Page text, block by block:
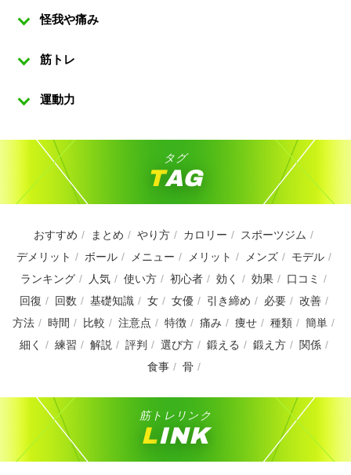
怪我や痛み
筋トレ
運動力
タグ
TAG
おすすめ まとめ やり方 カロリー
スポーツジム
デメリット
ボール メニュー メリット メンズ
モデル
ランキング
人気 使い方 初心者 効く 効果
口コミ
回復
回数 基礎知識 女 女優 引き締め 必要
改善
方法
時間 比較 注意点 特徴 痛み 痩せ 種類
簡単
細く
練習 解説 評判 選び方 鍛える 鍛え方
関係
食事
骨
筋トレリンク
LINK